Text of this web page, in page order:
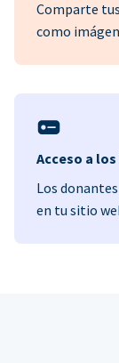
Comparte
como
Acceso a
Los
en tu sitio